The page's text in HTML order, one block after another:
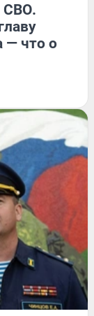
СВО.
— что о